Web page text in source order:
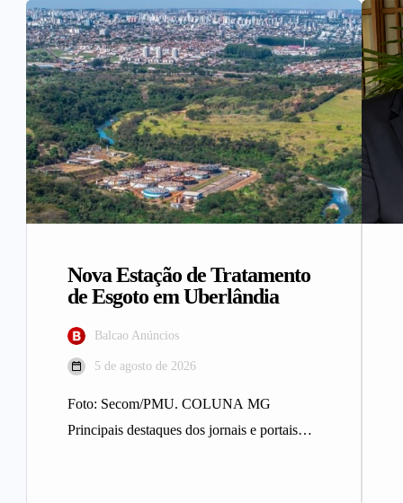
Nova Estação de Tratamento
de Esgoto em Uberlândia
Balcao Anúncios
5 de agosto de 2026
Foto: Secom/PMU. COLUNA MG
Principais destaques dos jornais e portais